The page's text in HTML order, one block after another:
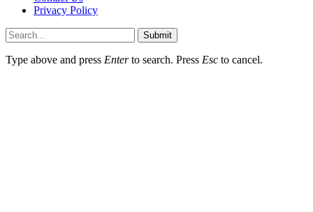
Privacy Policy
Submit
Type above and press Enterto search. Press Esc to cancel.